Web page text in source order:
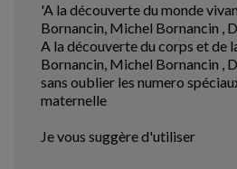
'A la découverte du monde
Bornancin, Michel Bornancin ,
A la découverte du corps et de
Bornancin, Michel Bornancin ,
sans oublier les numero
maternelle
Je vous suggère d'utiliser